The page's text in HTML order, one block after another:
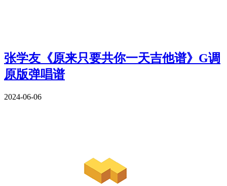
张学友《原来只要共你一天吉他谱》G调
原版弹唱谱
2024-06-06